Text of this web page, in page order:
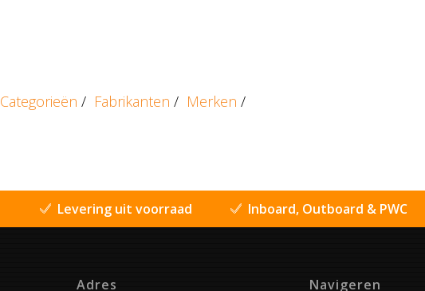
Categorieën / Fabrikanten / Merken /
Levering uit voorraad Inboard, Outboard & PWC
Adres Navigeren